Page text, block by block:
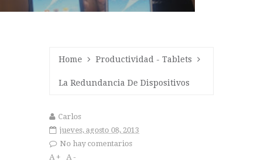
Home Productividad - Tablets
La Redundancia De Dispositivos
Carlos
jueves, agosto 08, 2013
No hay comentarios
A +
A -